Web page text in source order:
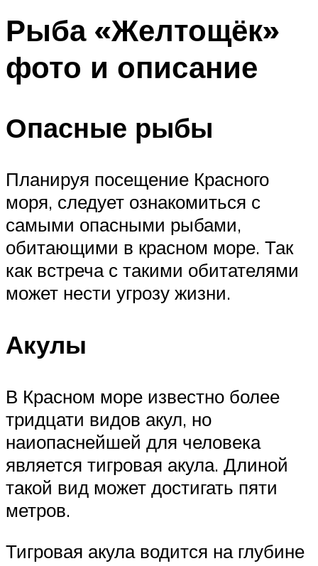
Рыба «Желтощёк»
фото и описание
Опасные рыбы
Планируя посещение Красного
моря, следует ознакомиться с
самыми опасными рыбами,
обитающими в красном море. Так
как встреча с такими обитателями
может нести угрозу жизни.
Акулы
В Красном море известно более
тридцати видов акул, но
наиопаснейшей для человека
является тигровая акула. Длиной
такой вид может достигать пяти
метров.
Тигровая акула водится на глубине